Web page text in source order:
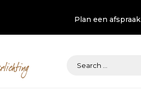
Plan een afspraak